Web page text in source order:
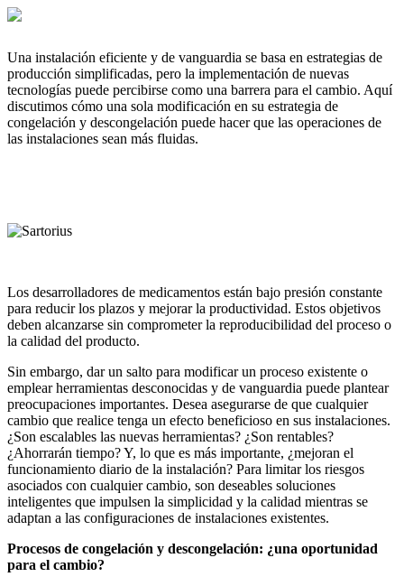
Una instalación eficiente y de vanguardia se basa en estrategias de
producción simplificadas, pero la implementación de nuevas
tecnologías puede percibirse como una barrera para el cambio. Aquí
discutimos cómo una sola modificación en su estrategia de
congelación y descongelación puede hacer que las operaciones de
las instalaciones sean más fluidas.
Los desarrolladores de medicamentos están bajo presión constante
para reducir los plazos y mejorar la productividad. Estos objetivos
deben alcanzarse sin comprometer la reproducibilidad del proceso o
la calidad del producto.
Sin embargo, dar un salto para modificar un proceso existente o
emplear herramientas desconocidas y de vanguardia puede plantear
preocupaciones importantes. Desea asegurarse de que cualquier
cambio que realice tenga un efecto beneficioso en sus instalaciones.
¿Son escalables las nuevas herramientas? ¿Son rentables?
¿Ahorrarán tiempo? Y, lo que es más importante, ¿mejoran el
funcionamiento diario de la instalación? Para limitar los riesgos
asociados con cualquier cambio, son deseables soluciones
inteligentes que impulsen la simplicidad y la calidad mientras se
adaptan a las configuraciones de instalaciones existentes.
Procesos de congelación y descongelación: ¿una oportunidad
para el cambio?